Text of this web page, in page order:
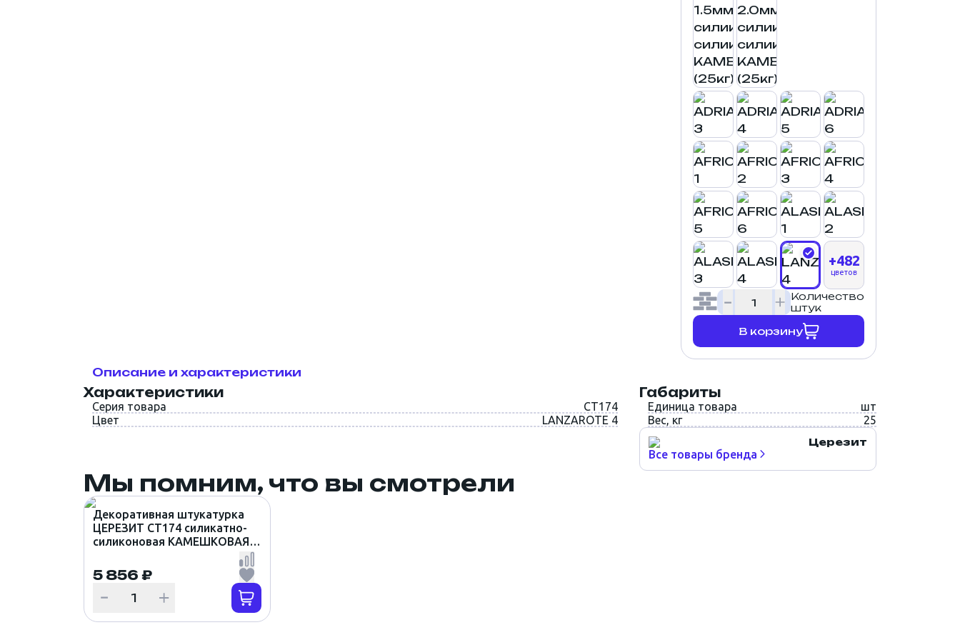
+482
цветов
Количество
штук
В корзину
Описание и характеристики
Характеристики
Серия товара
CT174
Цвет
LANZAROTE 4
Габариты
Единица товара
шт
Вес, кг
25
Церезит
Все товары бренда
Мы помним, что вы смотрели
Декоративная штукатурка
ЦЕРЕЗИТ CT174 силикатно-
силиконовая КАМЕШКОВАЯ
(25кг)
5 856 ₽